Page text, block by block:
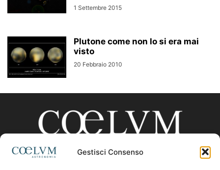
Gestisci Consenso
1 Settembre 2015
Plutone come non lo si era mai
visto
20 Febbraio 2010